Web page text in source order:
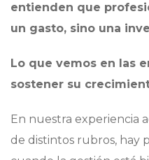
entienden que
un gasto, sino una
Lo que vemos en las
sostener su
En nuestra experiencia
de distintos rubros, hay